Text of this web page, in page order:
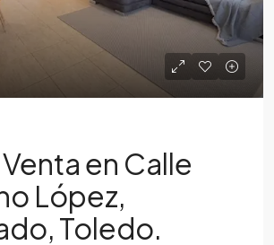
en Calle
López,
Toledo.